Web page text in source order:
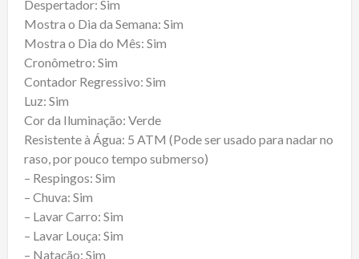
Despertador: Sim
Mostra o Dia da Semana: Sim
Mostra o Dia do Mês: Sim
Cronômetro: Sim
Contador Regressivo: Sim
Luz: Sim
Cor da Iluminação: Verde
Resistente à Água: 5 ATM (Pode ser usado para nadar no
raso, por pouco tempo submerso)
– Respingos: Sim
– Chuva: Sim
– Lavar Carro: Sim
– Lavar Louça: Sim
– Natação: Sim